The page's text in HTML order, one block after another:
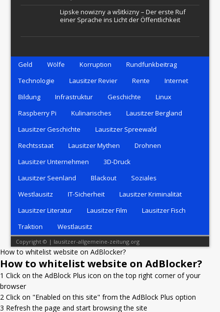
Lipske nowizny a wšitkizny – Der erste Ruf
einer Sprache ins Licht der Öffentlichkeit
Geld Wölfe Korruption
Rundfunkbeitrag
Technologie
Lausitzer Revier Rente
Internet
Bildung
Infrastruktur Geschichte
Linux
Raspberry Pi
Kulinarisches
Lausitzer Bergland
Lausitzer Geschichte
Lausitzer Spreewald
Rechtsstaat
Lausitzer Mythen
Drohnen
Lausitzer Unternehmen
3D-Druck
Lausitzer Seenland
Blackout
Soziales
Westlausitz
IT-Sicherheit
Lausitzer Kriminalität
Lausitzer Literatur
Lausitzer Film
Lausitzer Fisch
Traktion
Westlausitz
Copyright © | lausitzer-allgemeine-zeitung.org
How to whitelist website on AdBlocker?
How to whitelist website on AdBlocker?
1 Click on the AdBlock Plus icon on the top right corner of your
browser
2 Click on "Enabled on this site" from the AdBlock Plus option
3 Refresh the page and start browsing the site